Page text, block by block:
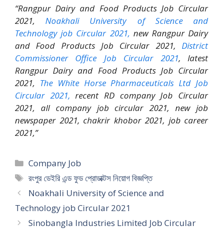
“Rangpur Dairy and Food Products Job Circular
2021,Noakhali University of Science and
Technology job Circular 2021, new Rangpur Dairy
and Food Products Job Circular 2021, District
Commissioner Office Job Circular 2021, latest
Rangpur Dairy and Food Products Job Circular
2021, The White Horse Pharmaceuticals Ltd Job
Circular 2021, recent RD company Job Circular
2021, all company job circular 2021, new job
newspaper 2021, chakrir khobor 2021, job career
2021,”
Categories
Company Job
Tags
রংপুর ডেইরি এন্ড ফুড প্রোডাক্টস নিয়োগ বিজ্ঞপ্তি
Noakhali University of Science and
Technology job Circular 2021
Sinobangla Industries Limited Job Circular